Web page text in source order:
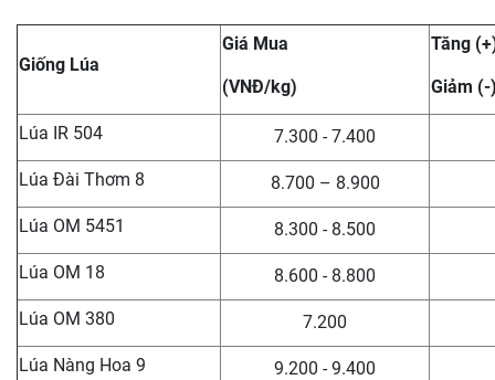
Giống Lúa
Giá Mua
(VNĐ/kg)
Tăng
Giảm (-
Lúa IR 504 7.300 - 7.400
Lúa Đài Thơm 8 8.700 – 8.900
Lúa OM 5451 8.300 - 8.500
Lúa OM 18 8.600 - 8.800
Lúa OM 380 7.200
Lúa Nàng Hoa 9 9.200 - 9.400